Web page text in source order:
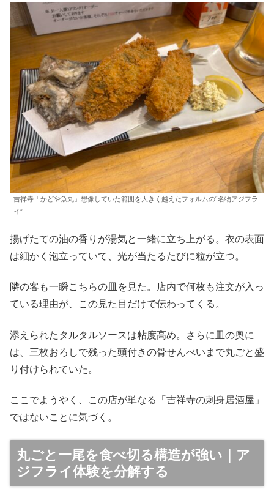
吉祥寺「かどや魚丸」想像していた範囲を大きく越えたフォルムの“名物アジフラ
イ”
揚げたての油の香りが湯気と一緒に立ち上がる。衣の表面
は細かく泡立っていて、光が当たるたびに粒が立つ。
隣の客も一瞬こちらの皿を見た。店内で何枚も注文が入っ
ている理由が、この見た目だけで伝わってくる。
添えられたタルタルソースは粘度高め。さらに皿の奥に
は、三枚おろしで残った頭付きの骨せんべいまで丸ごと盛
り付けられていた。
ここでようやく、この店が単なる「吉祥寺の刺身居酒屋」
ではないことに気づく。
丸ごと一尾を食べ切る構造が強い｜ア
ジフライ体験を分解する